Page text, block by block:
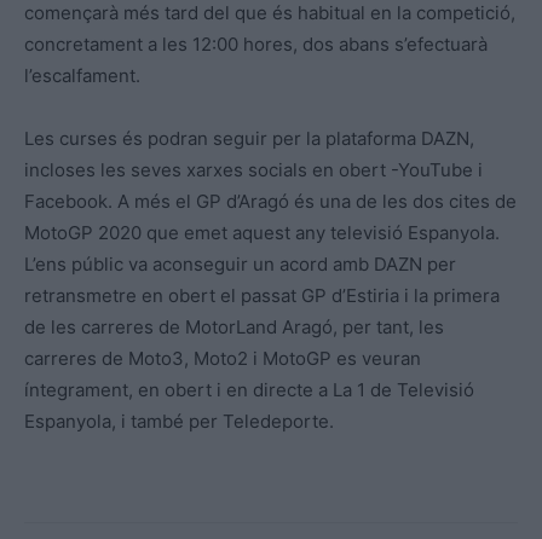
començarà més tard del que és habitual en la competició,
concretament a les 12:00 hores, dos abans s’efectuarà
l’escalfament.
Les curses és podran seguir per la plataforma DAZN,
incloses les seves xarxes socials en obert -YouTube i
Facebook. A més el GP d’Aragó és una de les dos cites de
MotoGP 2020 que emet aquest any televisió Espanyola.
L’ens públic va aconseguir un acord amb DAZN per
retransmetre en obert el passat GP d’Estiria i la primera
de les carreres de MotorLand Aragó, per tant, les
carreres de Moto3, Moto2 i MotoGP es veuran
íntegrament, en obert i en directe a La 1 de Televisió
Espanyola, i també per Teledeporte.